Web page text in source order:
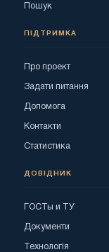
Пошук
ПІДТРИМКА
Про проект
Задати питання
Допомога
Контакти
Статистика
ДОВІДНИК
ГОСТы и ТУ
Документи
Технологія